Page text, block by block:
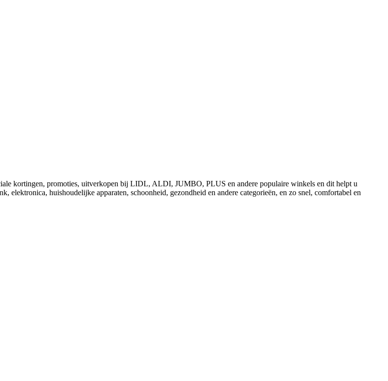
kortingen, promoties, uitverkopen bij LIDL, ALDI, JUMBO, PLUS en andere populaire winkels en dit helpt u
elektronica, huishoudelijke apparaten, schoonheid, gezondheid en andere categorieën, en zo snel, comfortabel en